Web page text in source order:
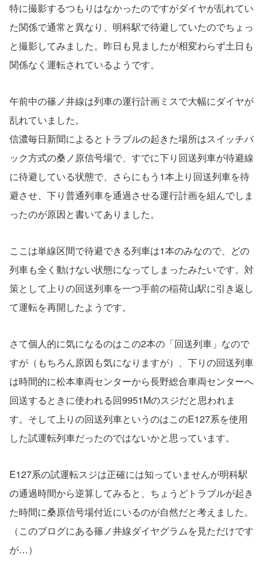
特に撮影するつもりはなかったのですがダイヤが乱れてい
た関係で通常と異なり、明科駅で待避していたのでちょっ
と撮影してみました。昨日も見ましたが相変わらず土日も
関係なく運転されているようです。
午前中の篠ノ井線は列車の運行計画ミスで大幅にダイヤが
乱れていました。
信濃毎日新聞によるとトラブルの起きた場所はスイッチバ
ック方式の桑ノ原信号場で、すでに下り回送列車が待避線
に待避している状態で、さらにもう1本上り回送列車を待
避させ、下り普通列車を通過させる運行計画を組んでしま
ったのが原因と書いてありました。
ここは単線区間で待避できる列車は1本のみなので、どの
列車も全く動けない状態になってしまったみたいです。対
策として上りの回送列車を一つ手前の稲荷山駅に引き返し
て運転を再開したようです。
さて個人的に気になるのはこの2本の「回送列車」なので
すが（もちろん原因も気になりますが）、下りの回送列車
は時間的に松本車両センターから長野総合車両センターへ
回送するときに使われる回9951Mのスジだと思われま
す。そして上りの回送列車というのはこのE127系を使用
した試運転列車だったのではないかと思っています。
E127系の試運転スジは正確には知っていませんが明科駅
の通過時間から逆算してみると、ちょうどトラブルが起き
た時間に桑原信号場付近にいるのが自然だと考えました。
（このブログにある篠ノ井線ダイヤグラムを見ただけです
が…）